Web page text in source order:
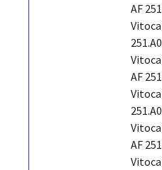
AF
AF
AF